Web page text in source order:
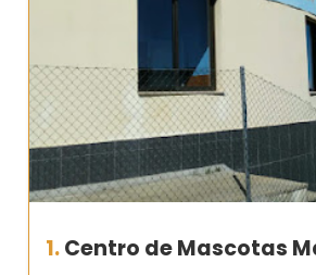
1.Centro de Mascotas